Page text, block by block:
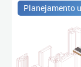
Planejamento